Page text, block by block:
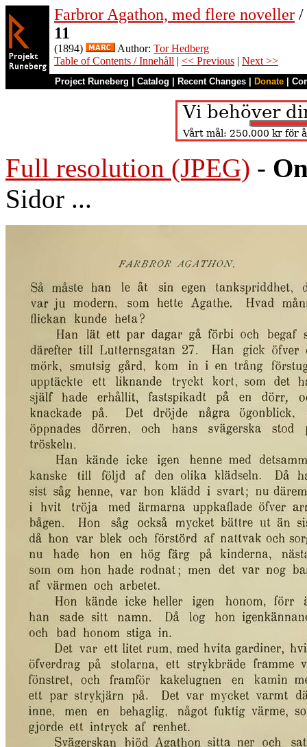
Farbror Agathon, med flere noveller /
11
(1894) Author: Tor Hedberg
Table of Contents / Innehåll | << Previous | Next >>
Project Runeberg Catalog Recent Changes Donate
Full resolution (JPEG) -
Sidor ...